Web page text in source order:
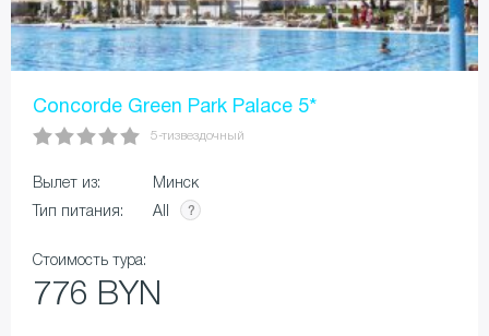
Concorde Green Park Palace 5*
5-тизвездочный
Вылет из:
Минск
Тип питания:
All
Стоимость тура:
776 BYN